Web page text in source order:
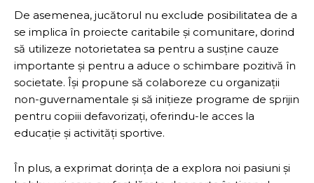
De asemenea, jucătorul nu exclude posibilitatea de a
se implica în proiecte caritabile și comunitare, dorind
să utilizeze notorietatea sa pentru a susține cauze
importante și pentru a aduce o schimbare pozitivă în
societate. Își propune să colaboreze cu organizații
non-guvernamentale și să inițieze programe de sprijin
pentru copiii defavorizați, oferindu-le acces la
educație și activități sportive.
În plus, a exprimat dorința de a explora noi pasiuni și